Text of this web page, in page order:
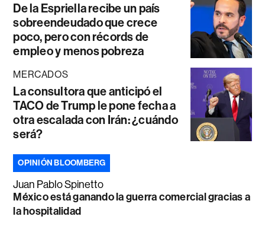
De la Espriella recibe un país
sobreendeudado que crece
poco, pero con récords de
empleo y menos pobreza
MERCADOS
La consultora que anticipó el
TACO de Trump le pone fecha a
otra escalada con Irán: ¿cuándo
será?
OPINIÓN BLOOMBERG
Juan Pablo Spinetto
México está ganando la guerra comercial gracias a
la hospitalidad